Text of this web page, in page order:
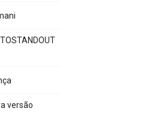
versão